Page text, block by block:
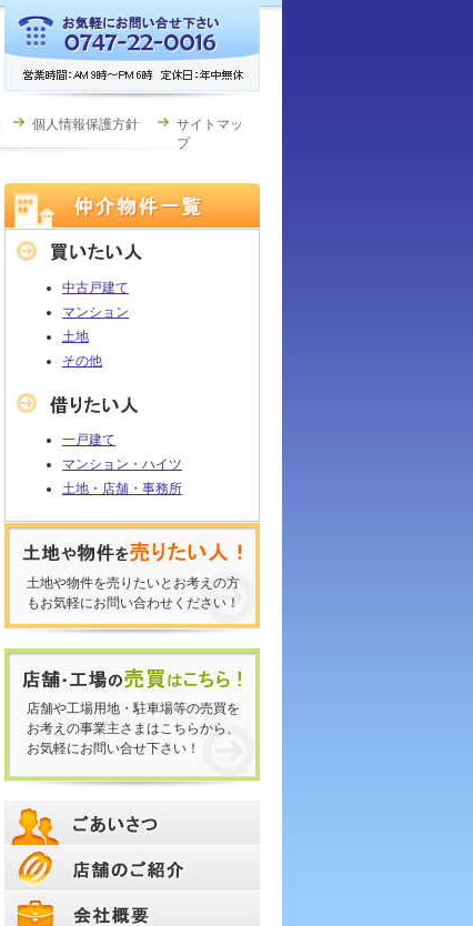
個人情報保護方針
サイトマッ
プ
中古戸建て
マンション
土地
その他
一戸建て
マンション・ハイツ
土地・店舗・事務所
土地や物件を売りたいとお考えの方
もお気軽にお問い合わせください！
店舗や工場用地・駐車場等の売買を
お考えの事業主さまはこちらから、
お気軽にお問い合せ下さい！